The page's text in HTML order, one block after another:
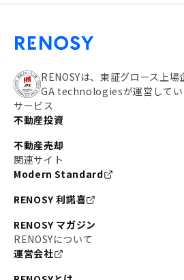
RENOSYは、東証グロース上場
GA technologiesが運営してい
サービス
不動産投資
不動産売却
関連サイト
Modern Standard
RENOSY 利諾喜
RENOSY マガジン
RENOSYについて
運営会社